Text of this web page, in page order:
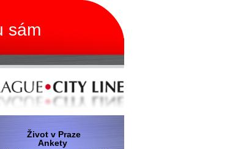
sám
Život v Praze
Ankety